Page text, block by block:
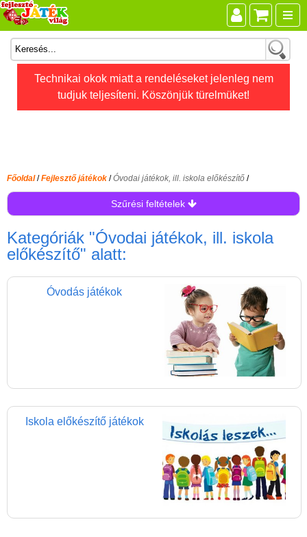
Technikai okok miatt a rendeléseket jelenleg nem
tudjuk teljesíteni. Köszönjük türelmüket!
Főoldal/Fejlesztő játékok /Óvodai játékok, ill. iskola előkészítő /
Szűrési feltételek
Kategóriák "Óvodai játékok, ill. iskola
előkészítő" alatt:
Óvodás játékok
Iskola előkészítő játékok
Összes játék
Játékok életkor szerint
Bébijátékok
Diafilm
Építőjáték
Fajátékok
Játék hangszer
Futóbiciklik, rollerek
Gyerekszoba
Iskolaszerek
Kerti játékok
Kreatív játék
Könyv
Licenszes TOP
gyerekajándékok